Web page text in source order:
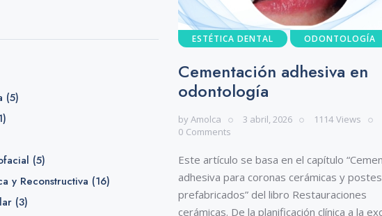
ESTÉTICA DENTAL ODONTOLOGÍA
Cementación adhesiva en
odontología
byAmolca 3 abril, 2026 1114 Views
0 Comments
Este artículo se basa en el capítulo
adhesiva para coronas cerámicas y postes
prefabricados” del libro Restauraciones
cerámicas. De la planificación clínica a la
(5)
(5)
y Reconstructiva (16)
(3)